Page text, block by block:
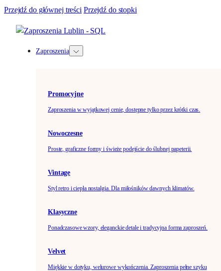
Przejdź do głównej treści Przejdź do stopki
Zaproszenia
Promocyjne
Zaproszenia w wyjątkowej cenie, dostępne tylko przez krótki czas.
Nowoczesne
Proste, graficzne formy i świeże podejście do ślubnej papeterii.
Vintage
Styl retro i ciepła nostalgia. Dla miłośników dawnych klimatów.
Klasyczne
Ponadczasowe wzory, eleganckie detale i tradycyjna forma zaproszeń.
Velvet
Miękkie w dotyku, welurowe wykończenia. Zaproszenia pełne szyku